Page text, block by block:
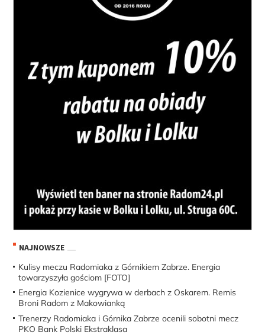
NAJNOWSZE
Kulisy meczu Radomiaka z Górnikiem Zabrze. Energia
towarzyszyła gościom [FOTO]
Energia Kozienice wygrywa w derbach z Oskarem. Remis
Broni Radom z Makowianką
Trenerzy Radomiaka i Górnika Zabrze ocenili sobotni mecz
PKO Bank Polski Ekstraklasa